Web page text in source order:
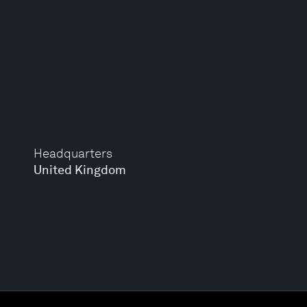
Headquarters
United Kingdom